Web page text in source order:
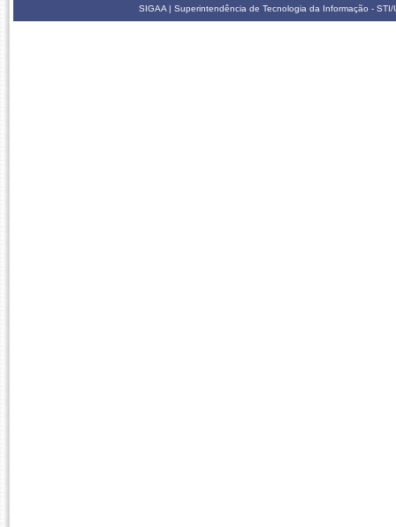
SIGAA | Superintendência de Tecnologia da Informação -